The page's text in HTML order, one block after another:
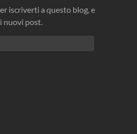
iscriverti a questo blog, e
nuovi post.